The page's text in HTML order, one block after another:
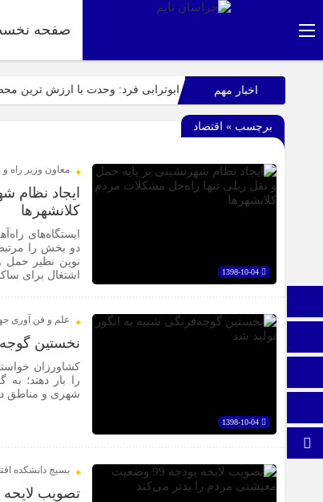
صفحه
ایتا
اخبار مهم ابوترابی فرد: وحدت با ارزش ترین
اپلیکیشن «جعبه شادی کودکان»،
نمایشگاه ایران و افغانستان در
عفو بین الملل: فیفا و یوفا، اسرائیل را
برچسب » اقتصاد
معاون وزیر
ایجاد نظام
کلانشهرها
ایستگاه‌های
دو بخش را
نوین نظیر حمل
اشتغال برای
علم و فن آوری
نخستین
کشاورزان
را بار دهند؛
شهری و مناطق
بسیج دانشکده
تصویب لایحه بودجه 99 وضعیت معیشتی